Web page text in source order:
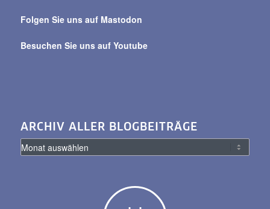
Folgen Sie uns auf Mastodon
Besuchen Sie uns auf Youtube
ARCHIV ALLER BLOGBEITRÄGE